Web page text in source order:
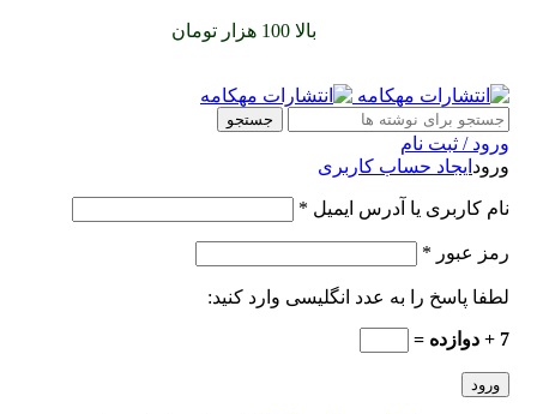
بالا 100 هزار تومان
جستجو
ورود / ثبت نام
ورود ایجاد حساب کاربری
نام کاربری یا آدرس ایمیل *
رمز عبور *
لطفا پاسخ را به عدد انگلیسی وارد کنید:
7 + دوازده =
ورود